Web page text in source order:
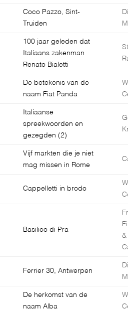
Coco Pazzo, Sint-
Truiden
100 jaar geleden dat
Italiaans zakenman
Renato Bialetti
De betekenis van de
naam Fiat Panda
Italiaanse
spreekwoorden en
gezegden (2)
Vijf markten die je niet
mag missen in Rome
Cappelletti in brodo
Basilico di Pra
&
Ferrier 30, Antwerpen
De herkomst van de
naam Alba